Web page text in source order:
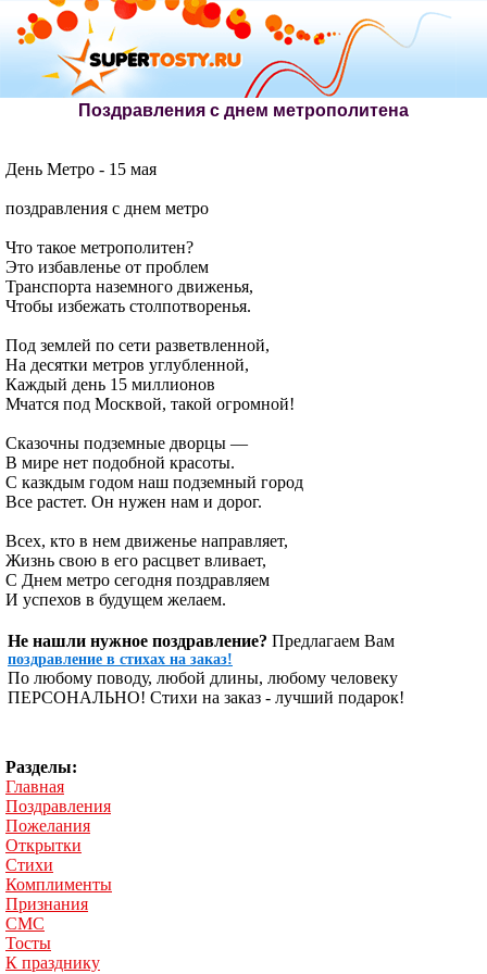
Поздравления с днем метрополитена
День Метро - 15 мая
поздравления с днем метро
Что такое метрополитен?
Это избавленье от проблем
Транспорта наземного движенья,
Чтобы избежать столпотворенья.
Под землей по сети разветвленной,
На десятки метров углубленной,
Каждый день 15 миллионов
Мчатся под Москвой, такой огромной!
Сказочны подземные дворцы —
В мире нет подобной красоты.
С казкдым годом наш подземный город
Все растет. Он нужен нам и дорог.
Всех, кто в нем движенье направляет,
Жизнь свою в его расцвет вливает,
С Днем метро сегодня поздравляем
И успехов в будущем желаем.
Не нашли нужное поздравление? Предлагаем Вам
поздравление в стихах на заказ!
По любому поводу, любой длины, любому человеку
ПЕРСОНАЛЬНО! Стихи на заказ - лучший подарок!
Разделы:
Главная
Поздравления
Пожелания
Открытки
Стихи
Комплименты
Признания
СМС
Тосты
К празднику